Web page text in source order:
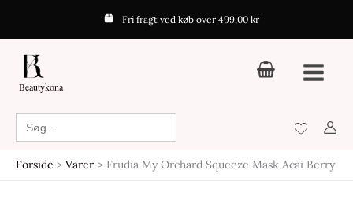
indholdet
Fri fragt ved køb over 499,00 kr
Beautykona
Search
for:
Forside Varer Frudia My Orchard Squeeze Mask Acai Berry
Orchard
Squeeze
Mask
Acai
Berry
Mask
Acai
Berry